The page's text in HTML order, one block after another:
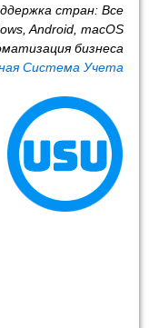
стран: Все
Android, macOS
бизнеса
Система Учета